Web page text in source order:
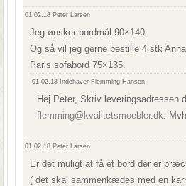
01.02.18 Peter Larsen
Jeg ønsker bordmål 90×140.
Og så vil jeg gerne bestille 4 stk
Paris sofabord 75×135.
01.02.18 Indehaver Flemming Hansen
Hej Peter, Skriv leveringsadressen
flemming@kvalitetsmoebler.dk.
01.02.18 Peter Larsen
Er det muligt at få et bord der er
( det skal sammenkædes med en